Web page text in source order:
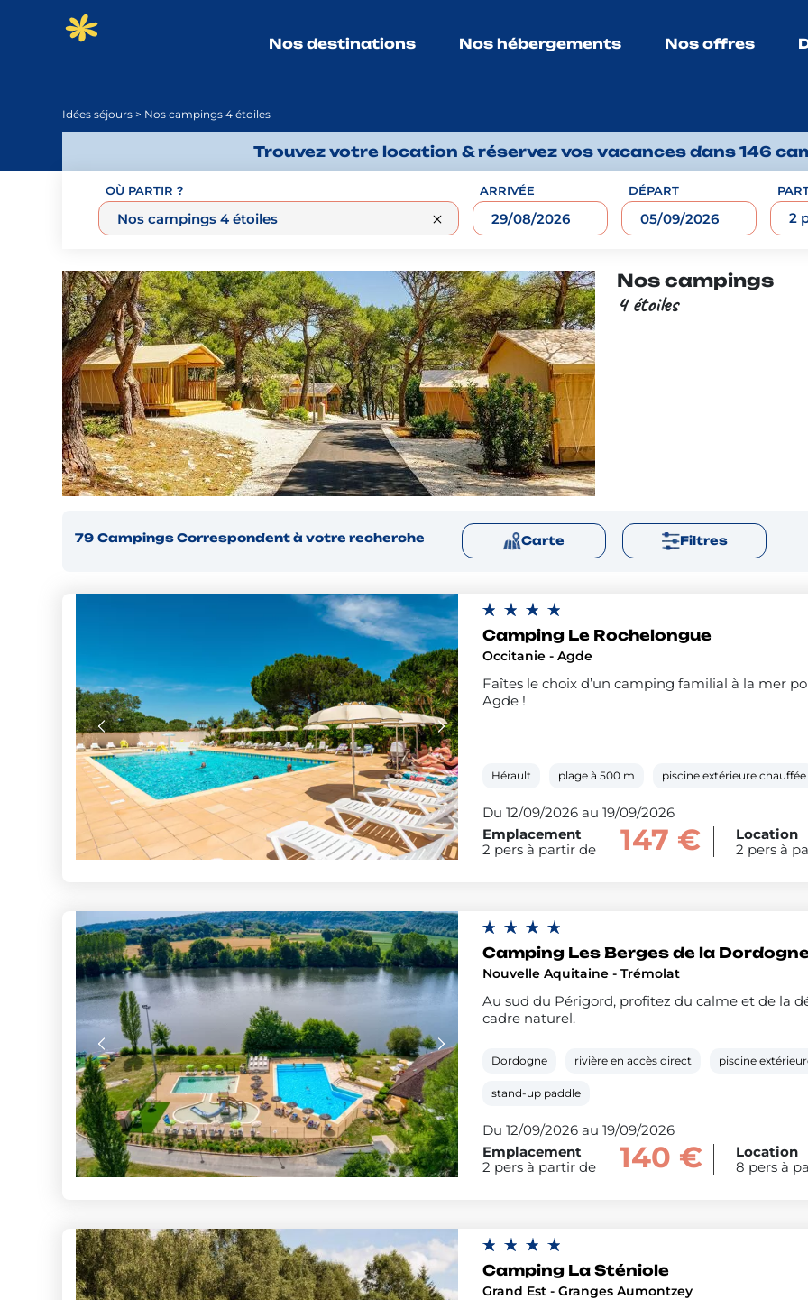
Nos destinations Nos hébergements Nos offres
Idées séjours > Nos campings 4 étoiles
Trouvez votre location & réservez vos vacances dans 146
OÙ PARTIR ? ARRIVÉE DÉPART
2
Nos campings
4 étoiles
79 CampingsCorrespondent à votre recherche Carte Filtres
Camping Le Rochelongue
Occitanie - Agde
Faîtes le choix d’un camping familial à la mer
Agde !
Hérault plage à 500 m piscine extérieure chauffée
Du 12/09/2026 au 19/09/2026
Emplacement
2 pers à partir de
147 €
Location
2 pers à
Camping Les Berges de la
Nouvelle Aquitaine - Trémolat
Au sud du Périgord, profitez du calme et de la
cadre naturel.
Dordogne rivière en accès direct piscine
stand-up paddle
Du 12/09/2026 au 19/09/2026
Emplacement
2 pers à partir de
140 €
Location
8 pers à
Camping La Sténiole
Grand Est - Granges Aumontzey